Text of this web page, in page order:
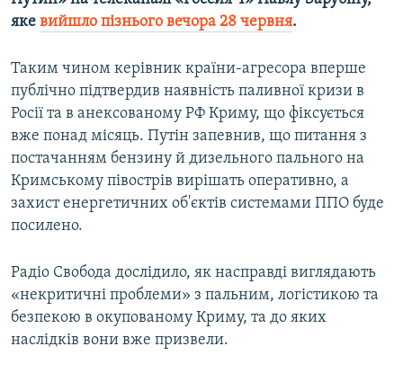
яке вийшло пізнього вечора 28 червня.
Таким чином керівник країни-агресора вперше
публічно підтвердив наявність паливної кризи в
Росії та в анексованому РФ Криму, що фіксується
вже понад місяць. Путін запевнив, що питання з
постачанням бензину й дизельного пального на
Кримському півострів вирішать оперативно, а
захист енергетичних об'єктів системами ППО буде
посилено.
Радіо Свобода дослідило, як насправді виглядають
«некритичні проблеми» з пальним, логістикою та
безпекою в окупованому Криму, та до яких
наслідків вони вже призвели.